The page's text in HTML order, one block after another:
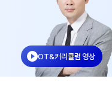
OT&커리큘럼 영상